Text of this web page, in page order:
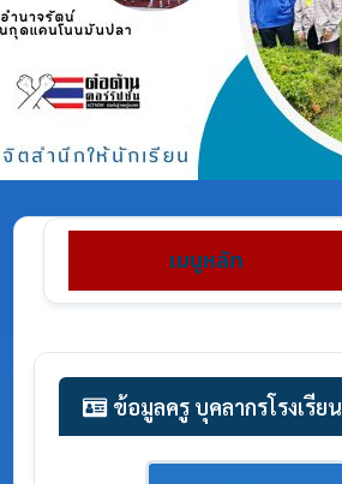
เมนูหลัก
ข้อมูลครู บุคลากรโรงเรียน